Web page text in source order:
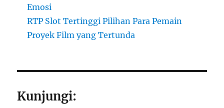
Emosi
RTP Slot Tertinggi Pilihan Para Pemain
Proyek Film yang Tertunda
Kunjungi: